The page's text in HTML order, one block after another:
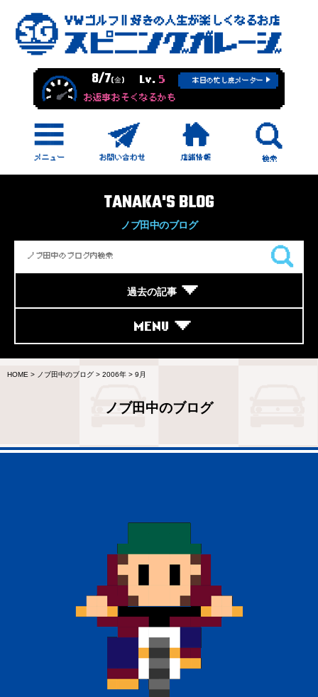
8/7(金) Lv. 5 本日の忙し度メーター
お返事おそくなるかも
TANAKA'S BLOG
ノブ田中のブログ
過去の記事
MENU
HOME > ノブ田中のブログ > 2006年 > 9月
ノブ田中のブログ